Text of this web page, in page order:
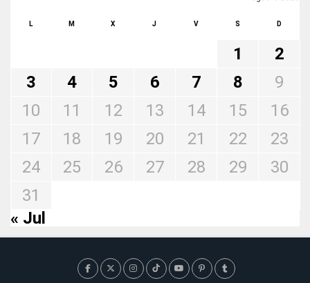
L M X J V S D
1
2
3
4 5 6 7 8
9
10
11 12 13 14 15
16
17
18 19 20 21 22
23
24
25 26 27 28 29
30
31
« Jul